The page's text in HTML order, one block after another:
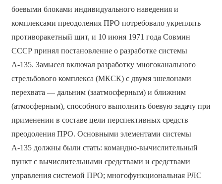
боевыми блоками индивидуального наведения и
комплексами преодоления ПРО потребовало укреплять
противоракетный щит, и 10 июня 1971 года Совмин
СССР принял постановление о разработке системы
А-135. Замысел включал разработку многоканального
стрельбового комплекса (МКСК) с двумя эшелонами
перехвата — дальним (заатмосферным) и ближним
(атмосферным), способного выполнить боевую задачу при
применении в составе цели перспективных средств
преодоления ПРО. Основными элементами системы
А-135 должны были стать: командно-вычислительный
пункт с вычислительными средствами и средствами
управления системой ПРО; многофункциональная РЛС